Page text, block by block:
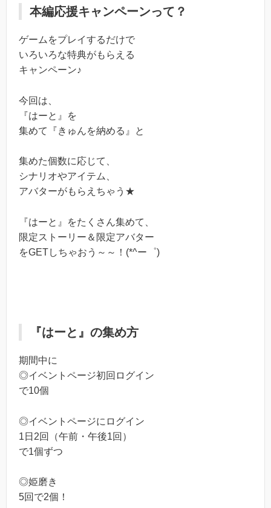
本編応援キャンペーンって？
ゲームをプレイするだけで
いろいろな特典がもらえる
キャンペーン♪
今回は、
『はーと』
を
集めて『きゅんを納める』と
集めた個数に応じて、
シナリオやアイテム、
アバターがもらえちゃう★
『はーと』
をたくさん集めて、
限定ストーリー＆限定アバター
をGETしちゃおう～～！(*^ー゜)
『はーと』の集め方
期間中に
◎イベントページ初回ログイン
で10個
◎イベントページにログイン
1日2回（午前・午後1回）
で1個ずつ
◎姫磨き
5回で2個！